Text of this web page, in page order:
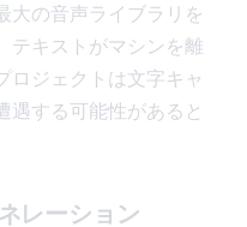
大の音声ライブラリを
テキストがマシンを離
ロジェクトは文字キャ
遇する可能性があると
レーション